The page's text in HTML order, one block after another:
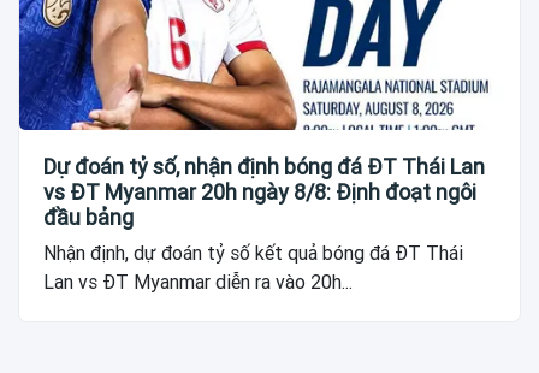
Dự đoán tỷ số, nhận định bóng đá ĐT Thái Lan
vs ĐT Myanmar 20h ngày 8/8: Định đoạt ngôi
đầu bảng
Nhận định, dự đoán tỷ số kết quả bóng đá ĐT Thái
Lan vs ĐT Myanmar diễn ra vào 20h...